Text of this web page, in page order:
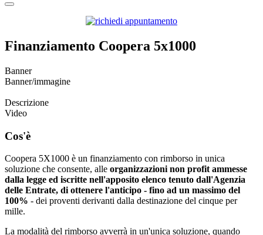
Finanziamento Coopera 5x1000
Banner
Banner/immagine
Descrizione
Video
Cos'è
Coopera 5X1000 è un finanziamento con rimborso in unica
soluzione che consente, alle organizzazioni non profit ammesse
dalla legge ed iscritte nell'apposito elenco tenuto dall'Agenzia
delle Entrate, di ottenere l'anticipo - fino ad un massimo del
100% - dei proventi derivanti dalla destinazione del cinque per
mille.
La modalità del rimborso avverrà in un'unica soluzione, quando